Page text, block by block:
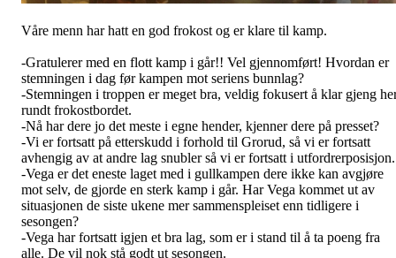
Våre menn har hatt en god frokost og er klare til kamp.
-Gratulerer med en flott kamp i går!! Vel gjennomført! Hvordan er
stemningen i dag før kampen mot seriens bunnlag?
-Stemningen i troppen er meget bra, veldig fokusert å klar gjeng
rundt frokostbordet.
-Nå har dere jo det meste i egne hender, kjenner dere på presset?
-Vi er fortsatt på etterskudd i forhold til Grorud, så vi er fortsatt
avhengig av at andre lag snubler så vi er fortsatt i utfordrerposisjon.
-Vega er det eneste laget med i gullkampen dere ikke kan avgjøre
mot selv, de gjorde en sterk kamp i går. Har Vega kommet ut av
situasjonen de siste ukene mer sammenspleiset enn tidligere i
sesongen?
-Vega har fortsatt igjen et bra lag, som er i stand til å ta poeng fra
alle. De vil nok stå godt ut sesongen.